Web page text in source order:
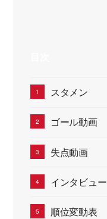
スタメン
ゴール動画
失点動画
インタビュー
順位変動表